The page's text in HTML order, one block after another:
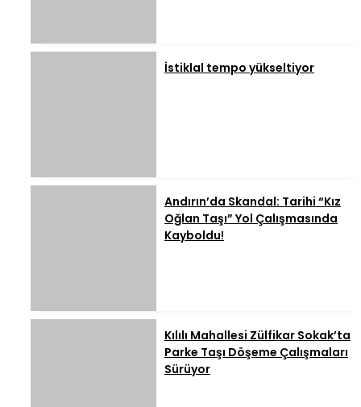
İstiklal tempo yükseltiyor
Andırın’da Skandal: Tarihi “Kız
Oğlan Taşı” Yol Çalışmasında
Kayboldu!
Kılılı Mahallesi Zülfikar Sokak’ta
Parke Taşı Döşeme Çalışmaları
Sürüyor